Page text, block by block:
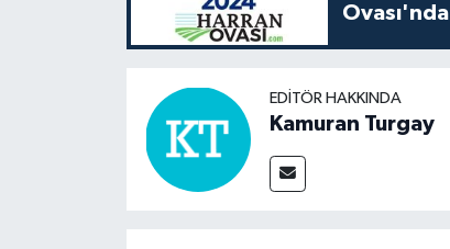
Ovası'nda
EDITÖR HAKKINDA
Kamuran Turgay